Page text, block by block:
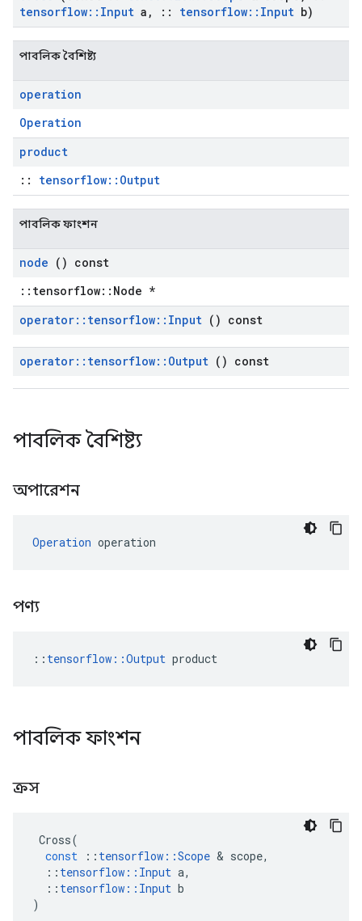
tensorflow:: Input a , :: tensorflow:: Input b)
পাবলিক বৈশিষ্ট্য
operation
Operation
product
:: tensorflow::Output
পাবলিক ফাংশন
node () const
::tensorflow::Node *
operator:: tensorflow:: Input () const
operator:: tensorflow:: Output () const
পাবলিক বৈশিষ্ট্য
অপারেশন
Operation operation
পণ্য
:: tensorflow::Output product
পাবলিক ফাংশন
ক্রস
Cross(
const
:: tensorflow ::Scope & scope,
:: tensorflow :: Input a,
:: tensorflow :: Input b
)